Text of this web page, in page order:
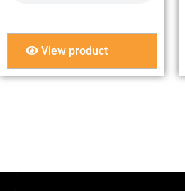
View product